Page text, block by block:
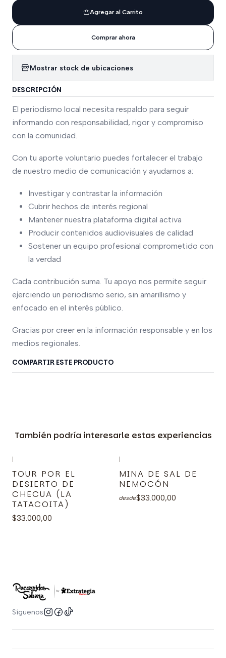
Agregar al Carrito
Comprar ahora
Mostrar stock de ubicaciones
DESCRIPCIÓN
El periodismo local necesita respaldo para seguir
informando con responsabilidad, rigor y compromiso
con la comunidad.
Con tu aporte voluntario puedes fortalecer el trabajo
de nuestro medio de comunicación y ayudarnos a:
Investigar y contrastar la información
Cubrir hechos de interés regional
Mantener nuestra plataforma digital activa
Producir contenidos audiovisuales de calidad
Sostener un equipo profesional comprometido con
la verdad
Cada contribución suma. Tu apoyo nos permite seguir
ejerciendo un periodismo serio, sin amarillismo y
enfocado en el interés público.
Gracias por creer en la información responsable y en los
medios regionales.
COMPARTIR ESTE PRODUCTO
También podría interesarle estas experiencias
TOUR POR EL
DESIERTO DE
CHECUA (LA
TATACOITA)
$33.000,00
MINA DE SAL DE
NEMOCÓN
desde$33.000,00
Síguenos